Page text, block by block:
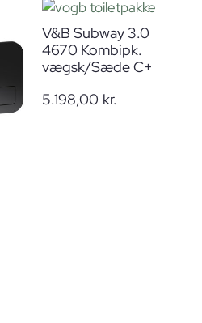
V&B Subway 3.0
4670 Kombipk.
vægsk/Sæde C+
5.198,00 kr.